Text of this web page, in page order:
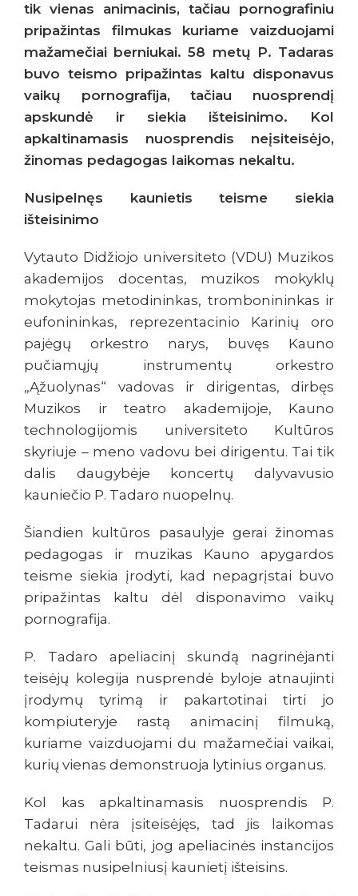
tik vienas animacinis, tačiau pornografiniu
pripažintas filmukas kuriame vaizduojami
mažamečiai berniukai. 58 metų P. Tadaras
buvo teismo pripažintas kaltu disponavus
vaikų pornografija, tačiau nuosprendį
apskundė ir siekia išteisinimo. Kol
apkaltinamasis nuosprendis neįsiteisėjo,
žinomas pedagogas laikomas nekaltu.
Nusipelnęs kaunietis teisme siekia
išteisinimo
Vytauto Didžiojo universiteto (VDU) Muzikos
akademijos docentas, muzikos mokyklų
mokytojas metodininkas, trombonininkas ir
eufonininkas, reprezentacinio Karinių oro
pajėgų orkestro narys, buvęs Kauno
pučiamųjų instrumentų orkestro
„Ąžuolynas“ vadovas ir dirigentas, dirbęs
Muzikos ir teatro akademijoje, Kauno
technologijomis universiteto Kultūros
skyriuje – meno vadovu bei dirigentu. Tai tik
dalis daugybėje koncertų dalyvavusio
kauniečio P. Tadaro nuopelnų.
Šiandien kultūros pasaulyje gerai žinomas
pedagogas ir muzikas Kauno apygardos
teisme siekia įrodyti, kad nepagrįstai buvo
pripažintas kaltu dėl disponavimo vaikų
pornografija.
P. Tadaro apeliacinį skundą nagrinėjanti
teisėjų kolegija nusprendė byloje atnaujinti
įrodymų tyrimą ir pakartotinai tirti jo
kompiuteryje rastą animacinį filmuką,
kuriame vaizduojami du mažamečiai vaikai,
kurių vienas demonstruoja lytinius organus.
Kol kas apkaltinamasis nuosprendis P.
Tadarui nėra įsiteisėjęs, tad jis laikomas
nekaltu. Gali būti, jog apeliacinės instancijos
teismas nusipelniusį kaunietį išteisins.